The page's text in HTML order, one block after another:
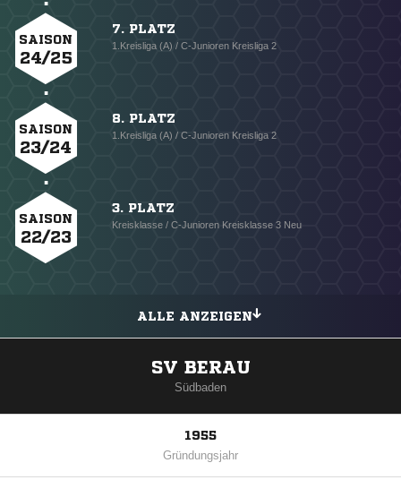
SAISON
24/25
7. PLATZ
1.Kreisliga (A) / C-Junioren Kreisliga 2
SAISON
23/24
8. PLATZ
1.Kreisliga (A) / C-Junioren Kreisliga 2
SAISON
22/23
3. PLATZ
Kreisklasse / C-Junioren Kreisklasse 3 Neu
ALLE ANZEIGEN
SV BERAU
Südbaden
1955
Gründungsjahr